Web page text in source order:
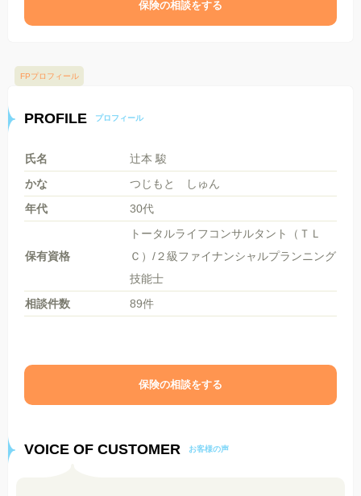
保険の相談をする
FPプロフィール
PROFILE プロフィール
氏名
辻本 駿
かな
つじもと しゅん
年代
30代
保有資格
トータルライフコンサルタント（ＴＬ
Ｃ）/２級ファイナンシャルプランニング
技能士
相談件数
89件
保険の相談をする
VOICE OF CUSTOMER お客様の声